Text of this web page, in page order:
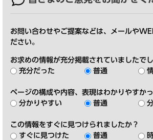
お問い合わせやご提案などは、メールや
ださい。
お求めの情報が充分掲載されていましたで
充分だった
普通
ページの構成や内容、表現はわかりやすか
分かりやすい
普通
この情報をすぐに見つけられましたか？
すぐに見つけた
普通